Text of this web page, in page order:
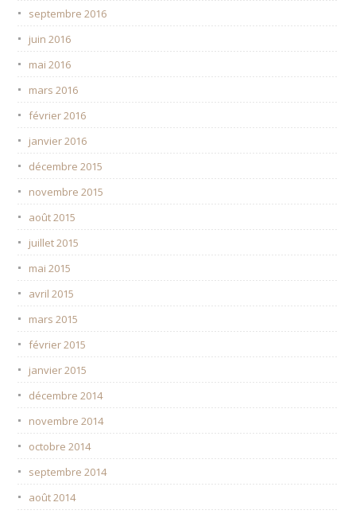
septembre 2016
juin 2016
mai 2016
mars 2016
février 2016
janvier 2016
décembre 2015
novembre 2015
août 2015
juillet 2015
mai 2015
avril 2015
mars 2015
février 2015
janvier 2015
décembre 2014
novembre 2014
octobre 2014
septembre 2014
août 2014